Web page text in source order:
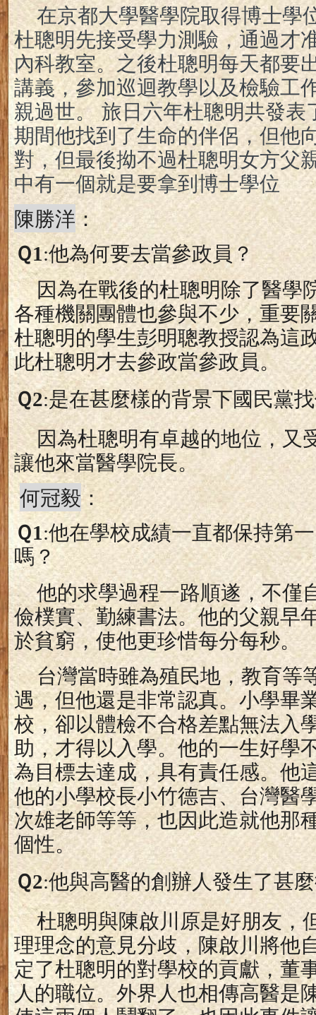
在京都大學醫學院取得博士學
杜聰明先接受學力測驗，通過才
內科教室。之後杜聰明每天都要
講義，參加巡迴教學以及檢驗工
親過世。 旅日六年杜聰明共發
期間他找到了生命的伴侶，但他
對，但最後拗不過杜聰明女方父
中有一個就是要拿到博士學位
陳勝洋：
Ｑ1:他為何要去當參政員？
因為在戰後的杜聰明除了醫學
各種機關團體也參與不少，重要
杜聰明的學生彭明聰教授認為這
此杜聰明才去參政當參政員。
Ｑ2:是在甚麼樣的背景下國民黨
因為杜聰明有卓越的地位，又
讓他來當醫學院長。
何冠毅：
Ｑ1:他在學校成績一直都保持第
嗎？
他的求學過程一路順遂，不僅
儉樸實、勤練書法。他的父親早
於貧窮，使他更珍惜每分每秒。
台灣當時雖為殖民地，教育等
遇，但他還是非常認真。小學畢
校，卻以體檢不合格差點無法入
助，才得以入學。他的一生好學
為目標去達成，具有責任感。他
他的小學校長小竹德吉、台灣醫
次雄老師等等，也因此造就他那
個性。
Ｑ2:他與高醫的創辦人發生了甚
杜聰明與陳啟川原是好朋友，
理理念的意見分歧，陳啟川將他
定了杜聰明的對學校的貢獻，董
人的職位。外界人也相傳高醫是